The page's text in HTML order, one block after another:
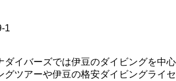
1
ダイバーズでは伊豆のダイビングを中心
グツアーや伊豆の格安ダイビングライセ